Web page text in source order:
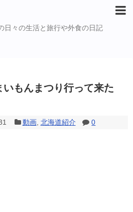
日々の生活と旅行や外食の日記
もんまつり行って来た
動画, 北海道紹介 0